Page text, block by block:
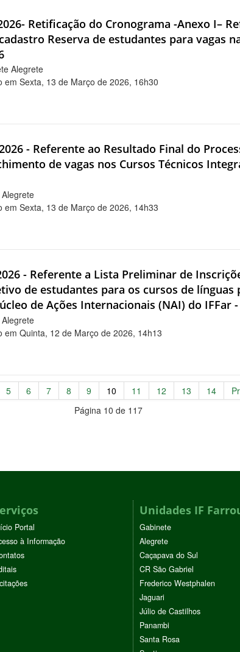
Retificação do Cronograma -Anexo I–
Reserva de estudantes para vagas
Alegrete
em Sexta, 13 de Março de 2026, 16h30
- Referente ao Resultado Final do
de vagas nos Cursos Técnicos
em Sexta, 13 de Março de 2026, 14h33
- Referente a Lista Preliminar de
de estudantes para os cursos de
de Ações Internacionais (NAI) do IFFar
em Quinta, 12 de Março de 2026, 14h13
5 6 7 8 9 10 11 12 13 14
Página 10 de 117
Portal
à Informação
Unidades IF
Gabinete
Alegrete
Caçapava do Sul
CR São Gabriel
Frederico Westphalen
Jaguari
Júlio de Castilhos
Panambi
Santa Rosa